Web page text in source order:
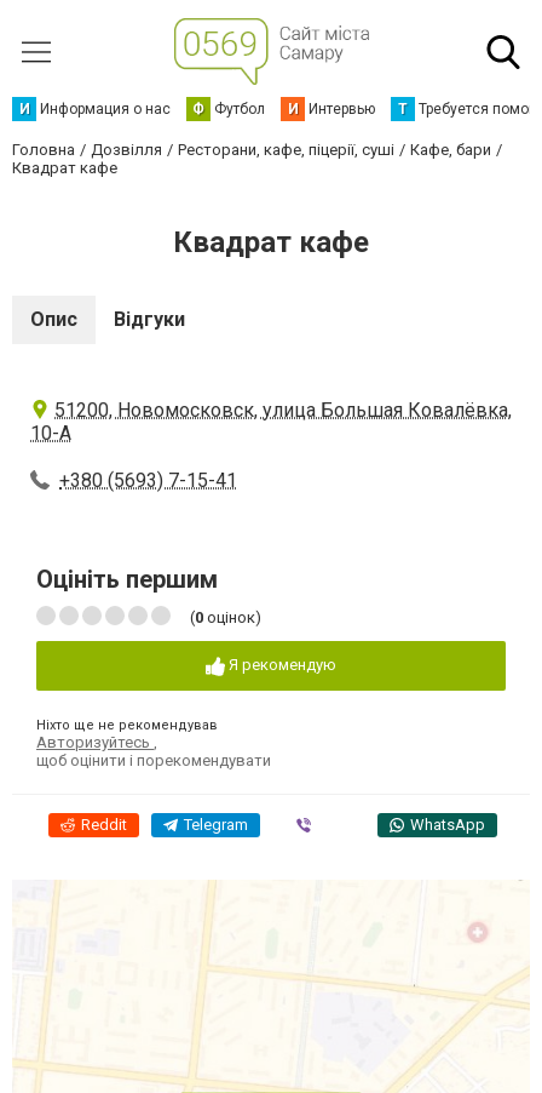
И Информация о нас Ф Футбол И Интервью Т Требуется
Головна Дозвілля Ресторани, кафе, піцерії, суші
Кафе, бари
Квадрат кафе
Квадрат кафе
Опис Відгуки
51200, Новомосковск, улица Большая Ковалёвка,
10-А
+380 (5693) 7-15-41
Оцініть першим
(0 оцінок)
Я рекомендую
Ніхто ще не рекомендував
Авторизуйтесь
щоб оцінити і порекомендувати
Reddit Telegram WhatsApp